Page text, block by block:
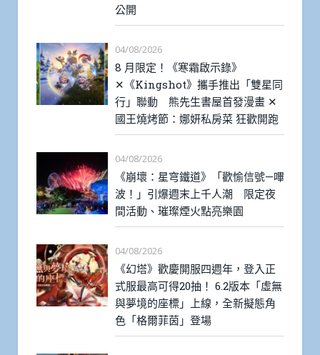
公開
04/08/2026
8 月限定！《寒霜啟示錄》
✕《Kingshot》攜手推出「雙星同
行」聯動 熊先生書屋首發漫畫 ✕
國王燒烤節：娜妍私房菜 狂歡開跑
04/08/2026
《崩壞：星穹鐵道》「歡愉信號—嗶
波！」引爆週末上千人潮 限定夜
間活動、璀璨煙火點亮樂園
04/08/2026
《幻塔》歡慶開服四週年，登入正
式服最高可得20抽！ 6.2版本「虛無
與夢境的座標」上線，全新擬態角
色「格爾菲茵」登場